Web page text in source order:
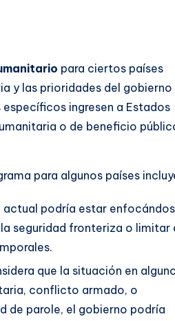
para ciertos países
y las prioridades del gobierno
ingresen a Estados
o de beneficio
para algunos países
actual podría estar
seguridad fronteriza o limitar
que la situación en
conflicto armado, o
de parole, el gobierno podría